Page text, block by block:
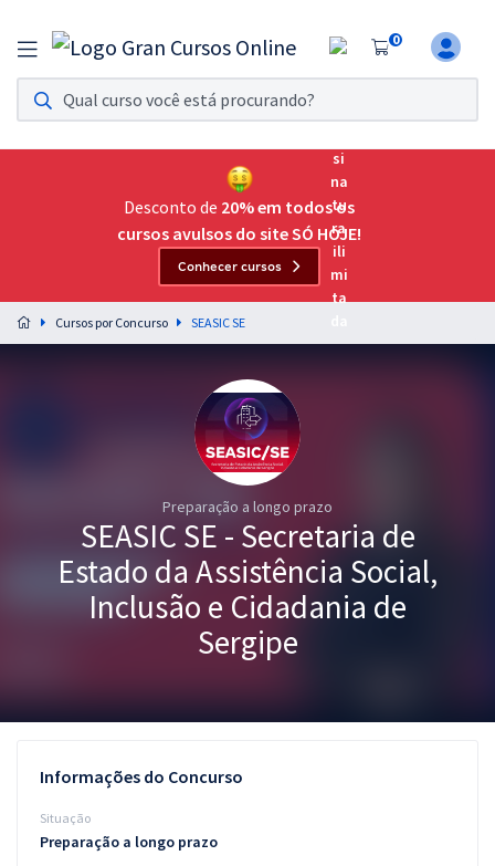
0
Assinatura Ilimitada 11
Acesso a todos os cursos. Teste grátis por 7 dias!
Assinatura OAB Até Passar
Acesso ilimitado a toda preparação para o Exame da
Preparação completa e intensiva para as principais
residências em saúde do Brasil
Graduação
Questões grátis
Conteúdo gratuito
Blog
Aprovados
Desconto de 20% em todos os
cursos avulsos do site SÓ HOJE!
Conhecer cursos
Cursos por Concurso SEASIC SE
Preparação a longo prazo
SEASIC SE - Secretaria de
Estado da Assistência Social,
Inclusão e Cidadania de
Sergipe
Informações do Concurso
Situação
Preparação a longo prazo